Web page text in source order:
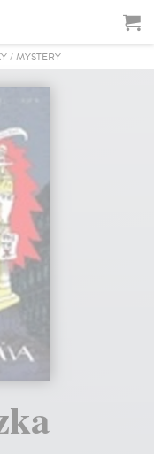
/ MYSTERY